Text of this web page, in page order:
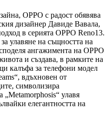
OPPO с радост обявява
дизайнер Давиде Вавала,
в серията OPPO Reno13.
улавяне на същността на
ангажимента на OPPO
и създава, в рамките на
калъфа за телефони модел
вдъхновен от
символизира
улавя
елегантността на